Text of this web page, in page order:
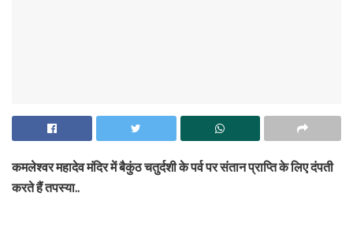
कमलेश्वर महादेव मंदिर में बैकुंठ चतुर्दशी के पर्व पर संतान प्राप्ति के लिए दंपती
करते हैं तपस्या..